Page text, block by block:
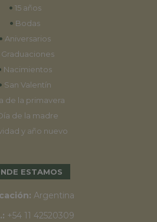
• 15 años
• Bodas
• Aniversarios
Graduaciones
Nacimientos
San Valentín
de la primavera
de la madre
y año nuevo
ESTAMOS
Argentina
+54 11 42520309